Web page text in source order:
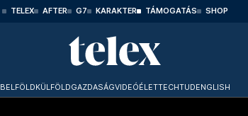
TELEX AFTER G7 KARAKTER TÁMOGATÁS SHOP
BELFÖLDKÜLFÖLDGAZDASÁGVIDEÓÉLETTECHTUDENGLISH